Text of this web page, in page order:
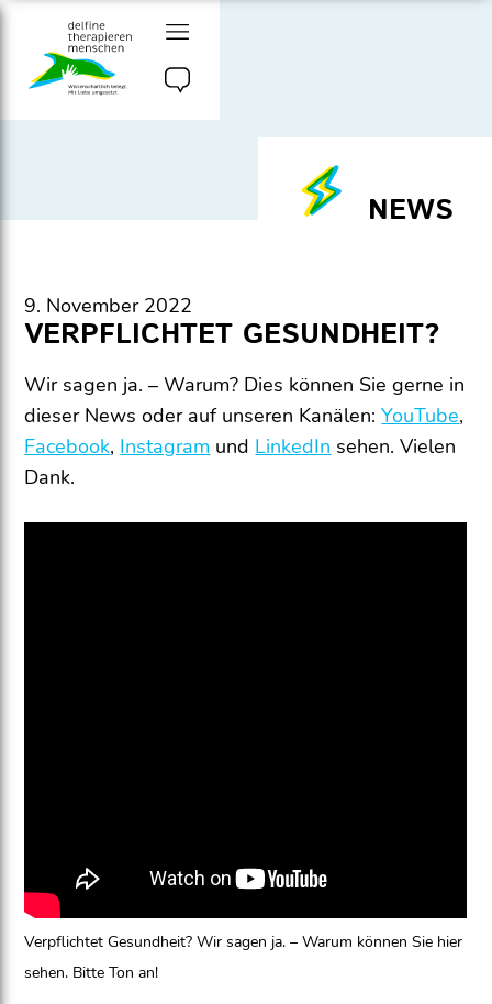
Zum
NEWS
9. November 2022
VERPFLICHTET GESUNDHEIT?
Wir sagen ja. – Warum? Dies können Sie gerne in
dieser News oder auf unseren Kanälen:YouTube,
Facebook, Instagram und LinkedIn sehen. Vielen
Dank.
Verpflichtet Gesundheit? Wir sagen ja. – Warum können Sie hier
sehen. Bitte Ton an!